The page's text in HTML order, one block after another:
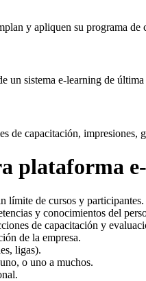
y apliquen su programa de
un sistema e-learning de
de capacitación,
plataforma
límite de cursos y participantes.
y conocimientos del
de capacitación y
de la empresa.
ligas).
o uno a muchos.